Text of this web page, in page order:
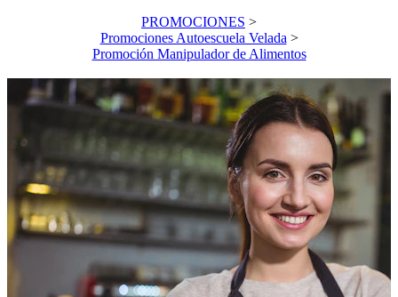
PROMOCIONES >
Promociones Autoescuela Velada >
Promoción Manipulador de Alimentos